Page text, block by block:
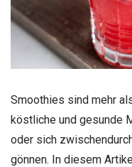
Smoothies sind mehr
köstliche und gesunde
oder sich
gönnen. In diesem